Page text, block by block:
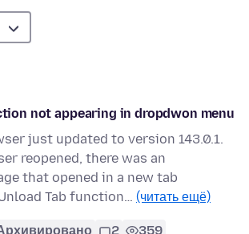
not appearing in dropdwon menu
just updated to version 143.0.1.
reopened, there was an
that opened in a new tab
Tab function… (читать ещё)
2 359